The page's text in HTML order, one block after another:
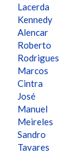
Lacerda
Kennedy
Alencar
Roberto
Rodrigues
Marcos
Cintra
José
Manuel
Meireles
Sandro
Tavares